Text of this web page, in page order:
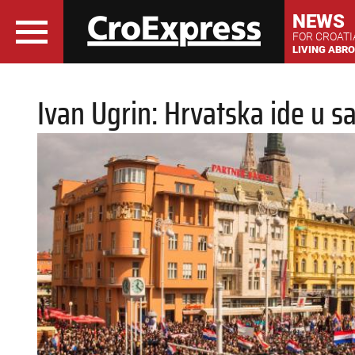
NEWS
FOR
LIVING
Ivan Ugrin: Hrvatska ide u